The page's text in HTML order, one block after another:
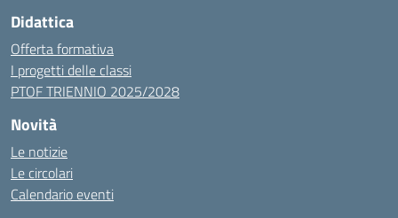
Didattica
Offerta formativa
I progetti delle classi
PTOF TRIENNIO 2025/2028
Novità
Le notizie
Le circolari
Calendario eventi